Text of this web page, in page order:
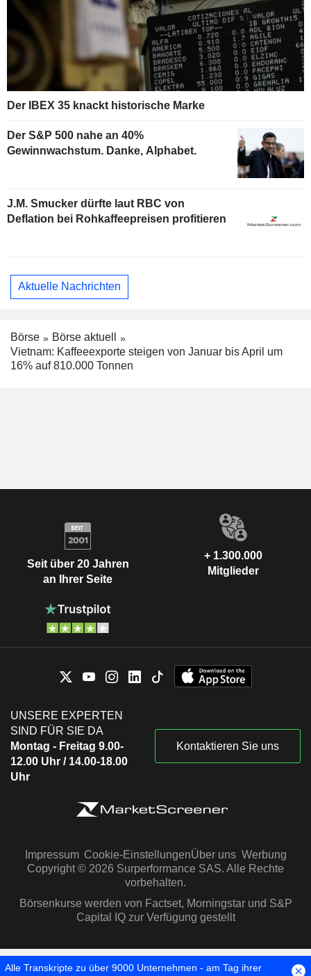
Der IBEX 35 knackt historische Marke
Der S&P 500 nahe an 40%
Gewinnwachstum. Danke, Alphabet.
J.M. Smucker dürfte laut RBC von
Deflation bei Rohkaffeepreisen profitieren
Aktuelle Nachrichten
Börse
Börse aktuell
Vietnam: Kaffeeexporte steigen von Januar bis April um
16% auf 810.000 Tonnen
Seit über 20 Jahren
an Ihrer Seite
+ 1.300.000
Mitglieder
UNSERE EXPERTEN
SIND FÜR SIE DA
Montag - Freitag 9.00-
12.00 Uhr / 14.00-18.00
Uhr
Kontaktieren Sie uns
Impressum Cookie-EinstellungenÜber uns Werbung
Copyright © 2026 Surperformance SAS. Alle Rechte
vorbehalten.
Börsenkurse werden von Factset, Morningstar und S&P
Capital IQ zur Verfügung gestellt
Alle Transkripte zu über 9000 Unternehmen - am Tag ihrer